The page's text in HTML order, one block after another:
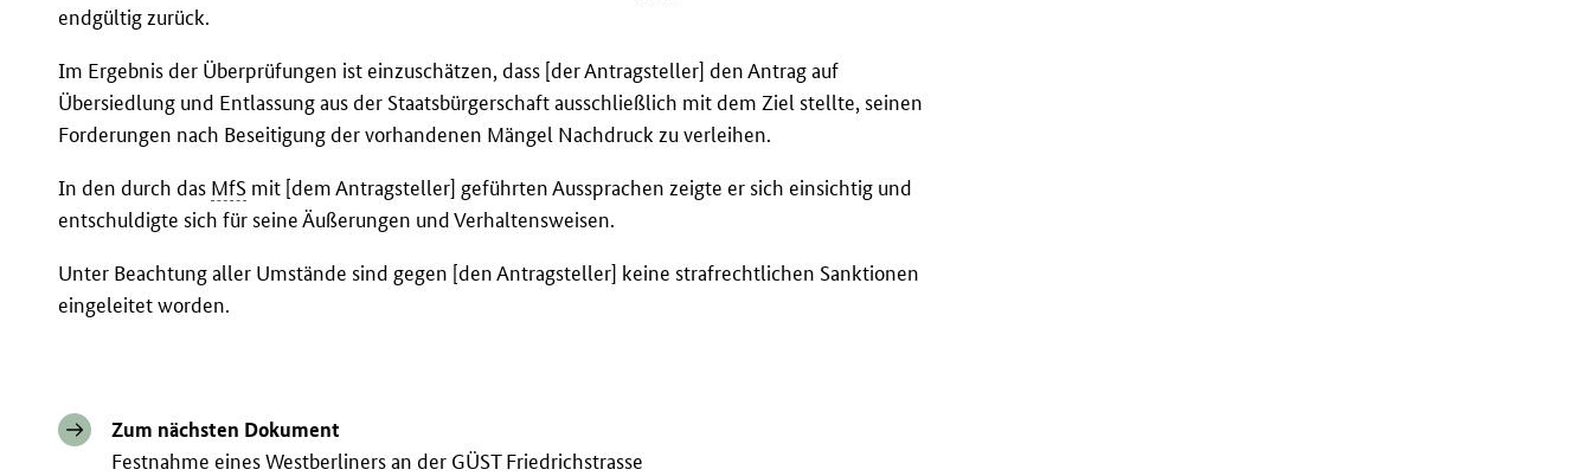
endgültig zurück.
Im Ergebnis der Überprüfungen ist einzuschätzen, dass [der Antragsteller] den Antrag auf
Übersiedlung und Entlassung aus der Staatsbürgerschaft ausschließlich mit dem Ziel stellte, seinen
Forderungen nach Beseitigung der vorhandenen Mängel Nachdruck zu verleihen.
In den durch das MfS mit [dem Antragsteller] geführten Aussprachen zeigte er sich einsichtig und
entschuldigte sich für seine Äußerungen und Verhaltensweisen.
Unter Beachtung aller Umstände sind gegen [den Antragsteller] keine strafrechtlichen Sanktionen
eingeleitet worden.
Zum nächsten Dokument
Festnahme eines Westberliners an der GÜST Friedrichstrasse